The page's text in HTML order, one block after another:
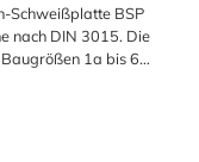
Schweißplatte BSP
nach DIN 3015. Die
1a bis 6